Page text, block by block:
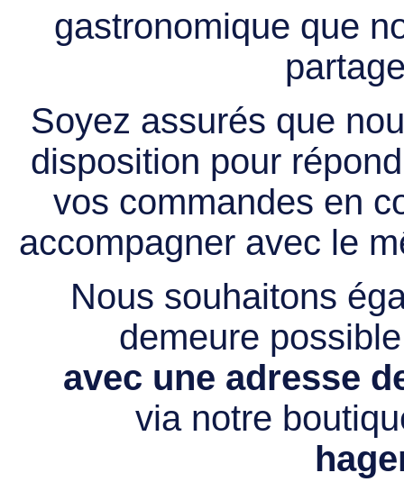
gastronomique que
Soyez assurés que
disposition pour
vos commandes en
accompagner avec le
Nous souhaitons
demeure
avec une adresse
via notre